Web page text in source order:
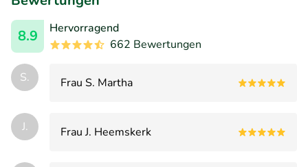
8.9
Hervorragend
662 Bewertungen
S. Frau S. Martha
J. Frau J. Heemskerk